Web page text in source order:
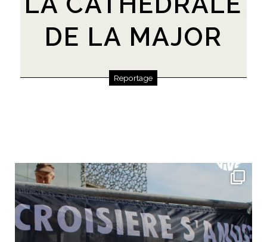
DE LA MAJOR
Reportage